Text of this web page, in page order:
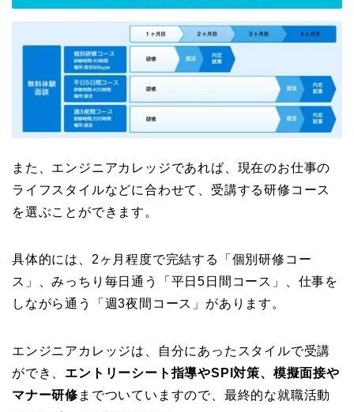
また、エンジニアカレッジであれば、現在のお仕事の
ライフスタイルなどに合わせて、受講する研修コース
を選ぶことができます。
具体的には、2ヶ月程度で完結する「個別研修コー
ス」、みっちり毎日通う「平日5日間コース」、仕事を
しながら通う「週3夜間コース」があります。
エンジニアカレッジは、自分にあったスタイルで受講
ができ、 エントリーシート指導やSPI対策、模擬面接や
マナー研修 までついていますので、最終的な就職活動